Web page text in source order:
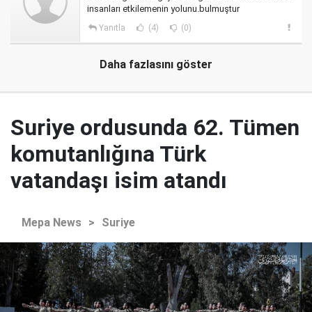
insanları etkilemenin yolunu.bulmuştur
Yanıtla (4) (0)
Daha fazlasını göster
Suriye ordusunda 62. Tümen
komutanlığına Türk
vatandaşı isim atandı
Mepa News > Suriye